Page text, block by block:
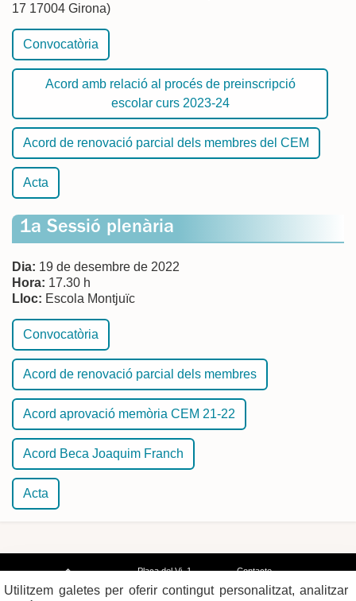
17 17004 Girona)
Convocatòria
Acord amb relació al procés de preinscripció
escolar curs 2023-24
Acord de renovació parcial dels membres del CEM
Acta
1a Sessió plenària
Dia: 19 de desembre de 2022
Hora: 17.30 h
Lloc: Escola Montjuïc
Convocatòria
Acord de renovació parcial dels membres
Acord aprovació memòria CEM 21-22
Acord Beca Joaquim Franch
Acta
Plaça del Vi, 1
Tel. 972 419 010
Contacte
Mapa de xarxes
Utilitzem galetes per oferir contingut personalitzat, analitzar